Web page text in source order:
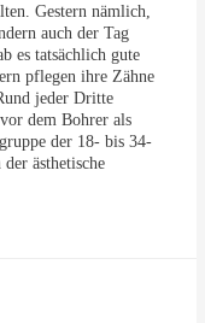
Gestern nämlich,
auch der Tag
es tatsächlich gute
pflegen ihre Zähne
jeder Dritte
dem Bohrer als
der 18- bis 34-
ästhetische